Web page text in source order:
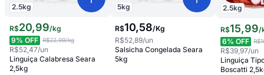
2.5kg
R$20,99/kg
9% OFF R$22,99/kg
R$52,47/un
Linguiça Calabresa Seara
2,5kg
5kg
R$10,58/Kg
R$52,89/un
Salsicha Congelada Seara
5kg
2.5kg
R$15,99/
6% OFF
R$39,97/un
Linguiça
Boscatti